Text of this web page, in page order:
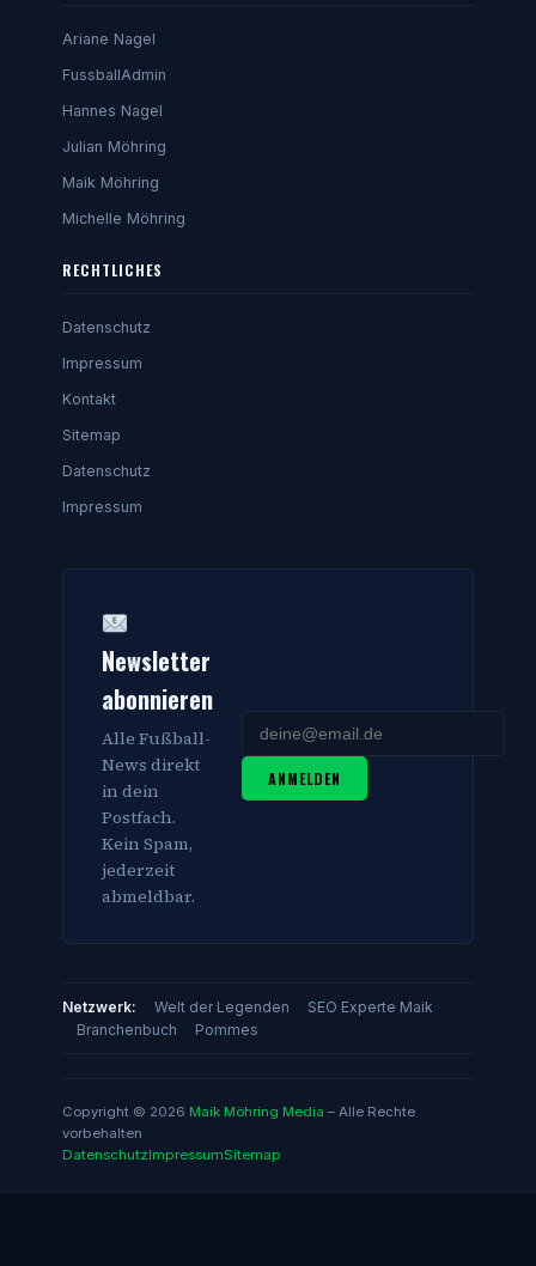
Ariane Nagel
FussballAdmin
Hannes Nagel
Julian Möhring
Maik Möhring
Michelle Möhring
RECHTLICHES
Datenschutz
Impressum
Kontakt
Sitemap
Datenschutz
Impressum
Newsletter
abonnieren
Alle Fußball-
News direkt
in dein
Postfach.
Kein Spam,
jederzeit
abmeldbar.
ANMELDEN
Netzwerk: Welt der Legenden
SEO Experte Maik
Branchenbuch
Pommes
Copyright © 2026 Maik Möhring Media – Alle Rechte
vorbehalten
DatenschutzImpressumSitemap